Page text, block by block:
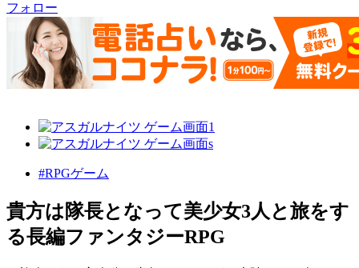
フォロー
#RPGゲーム
貴方は隊長となって美少女3人と旅をす
る長編ファンタジーRPG